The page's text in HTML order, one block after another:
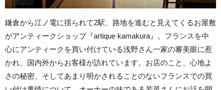
鎌倉から江ノ電に揺られて2駅、路地を進むと見えてくるお屋敷
がアンティークショップ『artique kamakura』。フランスを中
心にアンティークを買い付けている浅野さん一家の審美眼に惹
かれ、国内外からお客様が訪れています。お店のこと、心地よ
さの秘密、そしてあまり明かされることのないフランスでの買